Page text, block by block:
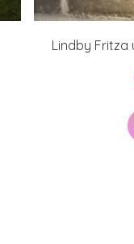
Lindby Fritza